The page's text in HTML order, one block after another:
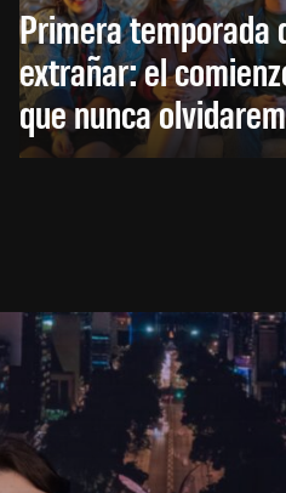
Primera temporada
extrañar: el
que nunca